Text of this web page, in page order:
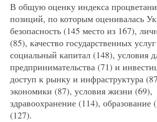
В общую оценку индекса
позиций, по которым оценивалась
безопасность (145 место из 167),
(85), качество государственных
социальный капитал (148), условия
предпринимательства (71) и
доступ к рынку и инфраструктура
экономики (87), условия жизни (69),
здравоохранение (114), образование
(127).